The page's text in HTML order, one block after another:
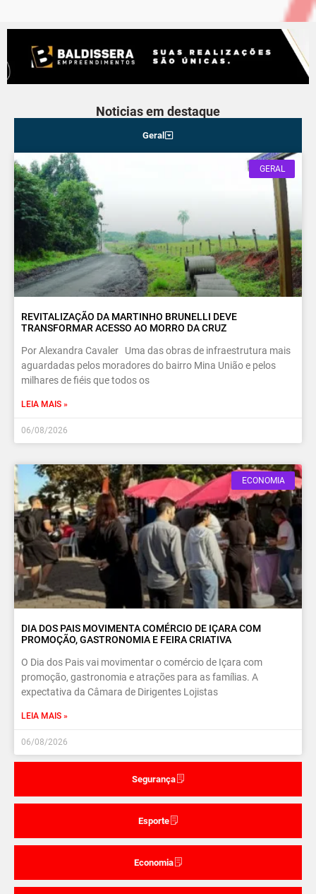
Noticias em destaque
Geral
Segurança
Esporte
Economia
GERAL
REVITALIZAÇÃO DA MARTINHO BRUNELLI DEVE
TRANSFORMAR ACESSO AO MORRO DA CRUZ
Por Alexandra Cavaler Uma das obras de infraestrutura mais
aguardadas pelos moradores do bairro Mina União e pelos
milhares de fiéis que todos os
LEIA MAIS »
06/08/2026
ECONOMIA
DIA DOS PAIS MOVIMENTA COMÉRCIO DE IÇARA COM
PROMOÇÃO, GASTRONOMIA E FEIRA CRIATIVA
O Dia dos Pais vai movimentar o comércio de Içara com
promoção, gastronomia e atrações para as famílias. A
expectativa da Câmara de Dirigentes Lojistas
LEIA MAIS »
06/08/2026